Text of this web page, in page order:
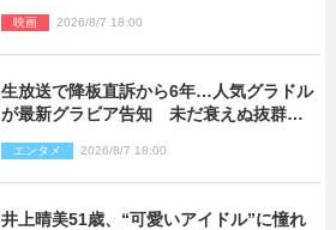
映画 2026/8/7 18:00
生放送で降板直訴から6年…人気グラドル
が最新グラビア告知 未だ衰えぬ抜群ス
エンタメ 2026/8/7 18:00
井上晴美51歳、“可愛いアイドル”に憧れ